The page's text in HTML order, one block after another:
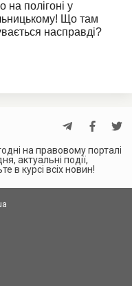
на правовому порталі
актуальні події,
в курсі всіх новин!